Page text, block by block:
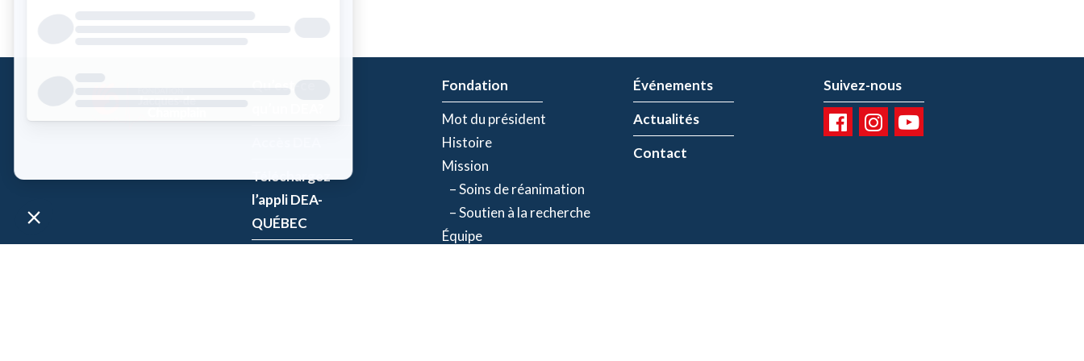
Qu’est-ce
Téléchargez
l’appli DEA-
QUÉBEC
Fondation
Mot du président
Histoire
Mission
– Soins de réanimation
– Soutien à la recherche
Équipe
Événements
Actualités
Contact
Suivez-nous